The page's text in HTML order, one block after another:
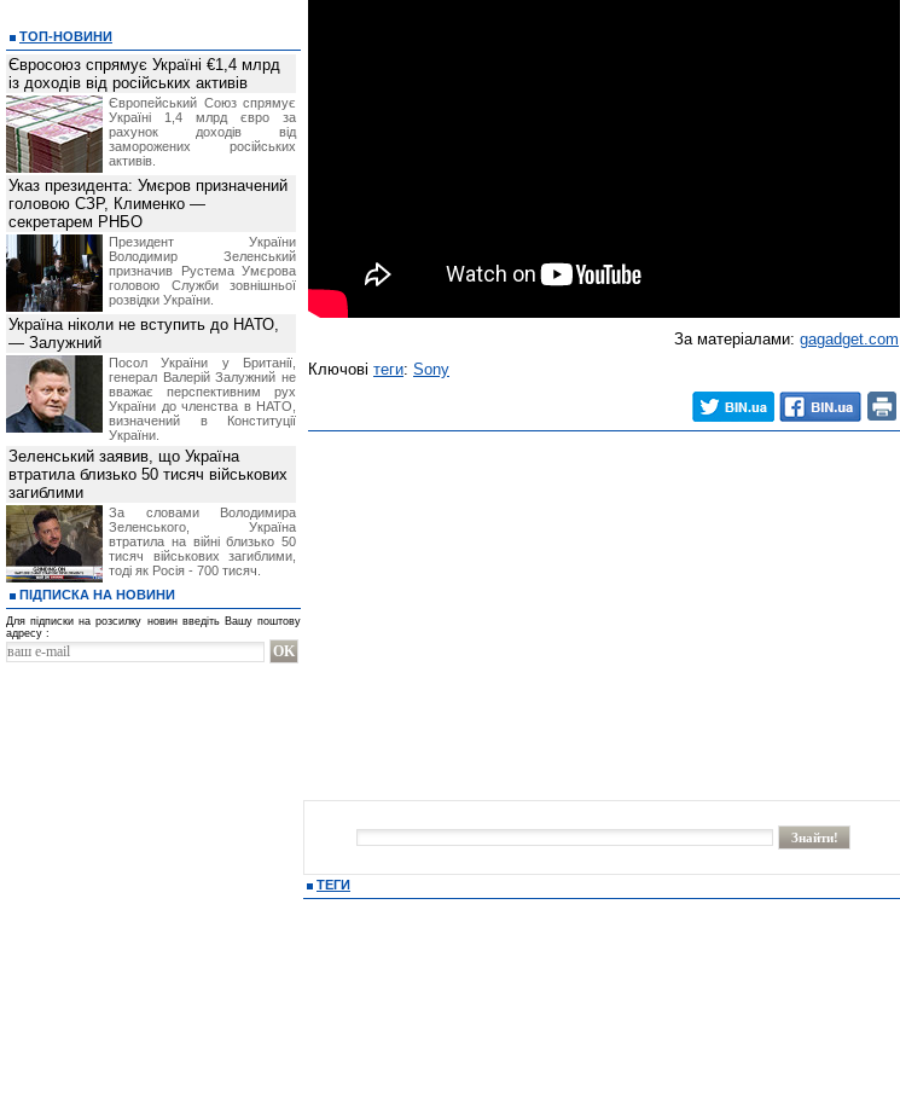
За матеріалами: gagadget.com
Ключові теги: Sony
ТЕГИ
ТОП-НОВИНИ
Євросоюз спрямує Україні €1,4 млрд
із доходів від російських активів
Європейський Союз спрямує
Україні 1,4 млрд євро за
рахунок доходів від
заморожених російських
активів.
Указ президента: Умєров призначений
головою СЗР, Клименко —
секретарем РНБО
Президент України
Володимир Зеленський
призначив Pустема Умєрова
головою Служби зовнішньої
розвідки України.
Україна ніколи не вступить до НАТО,
— Залужний
Посол України у Британії,
генерал Валерій Залужний не
вважає перспективним рух
України до членства в НАТО,
визначений в Конституції
України.
Зеленський заявив, що Україна
втратила близько 50 тисяч військових
загиблими
За словами Володимира
Зеленського, Україна
втратила на війні близько 50
тисяч військових загиблими,
тоді як Росія - 700 тисяч.
ПІДПИСКА НА НОВИНИ
Для підписки на розсилку новин введіть Вашу поштову
адресу :